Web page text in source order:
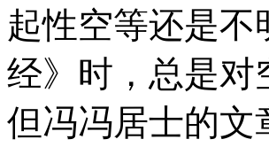
起性空等还是
经》时，总是对
但冯冯居士的文